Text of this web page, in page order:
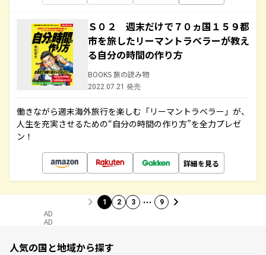
Ｓ０２ 週末だけで７０ヵ国１５９都
市を旅したリーマントラベラーが教え
る自分の時間の作り方
BOOKS 旅の読み物
2022.07.21 発売
働きながら週末海外旅行を楽しむ「リーマントラベラー」が、
人生を充実させるための“自分の時間の作り方”を全力プレゼ
ン！
詳細を見る
1 2 3 … 9
AD
AD
人気の国と地域から探す